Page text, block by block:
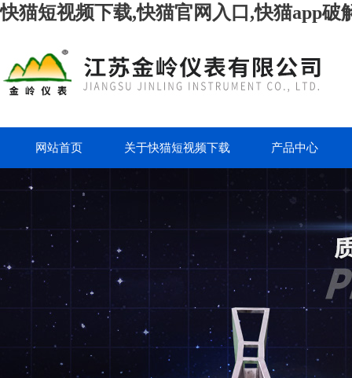
快猫短视频下载,快猫官网入口,快猫app
网站首页 关于快猫短视频下载 产品中心